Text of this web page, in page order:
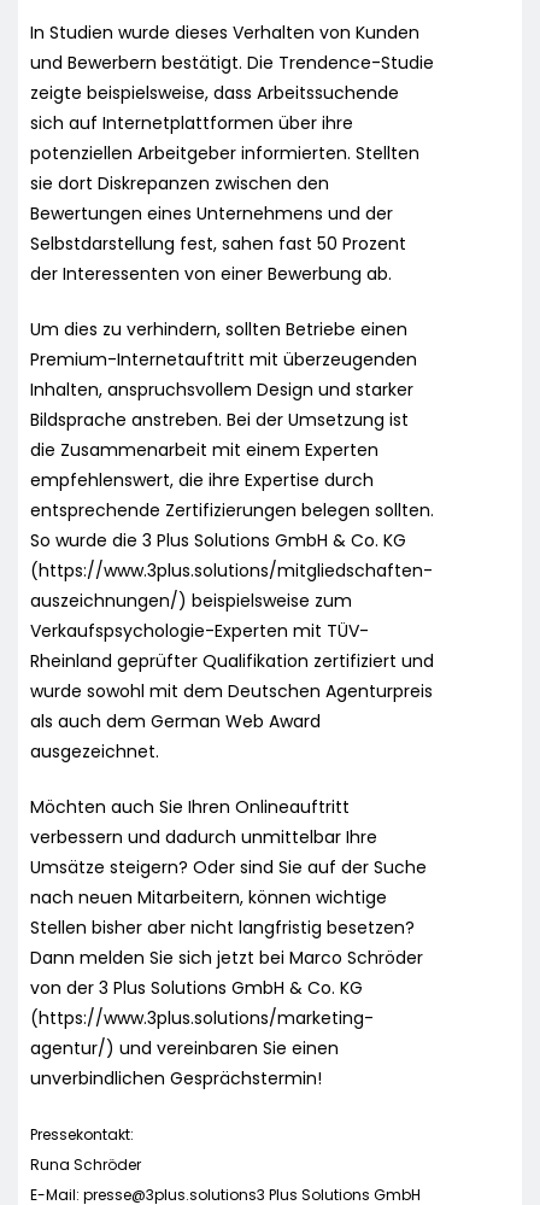
In Studien wurde dieses Verhalten von Kunden
und Bewerbern bestätigt. Die Trendence-Studie
zeigte beispielsweise, dass Arbeitssuchende
sich auf Internetplattformen über ihre
potenziellen Arbeitgeber informierten. Stellten
sie dort Diskrepanzen zwischen den
Bewertungen eines Unternehmens und der
Selbstdarstellung fest, sahen fast 50 Prozent
der Interessenten von einer Bewerbung ab.
Um dies zu verhindern, sollten Betriebe einen
Premium-Internetauftritt mit überzeugenden
Inhalten, anspruchsvollem Design und starker
Bildsprache anstreben. Bei der Umsetzung ist
die Zusammenarbeit mit einem Experten
empfehlenswert, die ihre Expertise durch
entsprechende Zertifizierungen belegen sollten.
So wurde die 3 Plus Solutions GmbH & Co. KG
(https://www.3plus.solutions/mitgliedschaften-
auszeichnungen/) beispielsweise zum
Verkaufspsychologie-Experten mit TÜV-
Rheinland geprüfter Qualifikation zertifiziert und
wurde sowohl mit dem Deutschen Agenturpreis
als auch dem German Web Award
ausgezeichnet.
Möchten auch Sie Ihren Onlineauftritt
verbessern und dadurch unmittelbar Ihre
Umsätze steigern? Oder sind Sie auf der Suche
nach neuen Mitarbeitern, können wichtige
Stellen bisher aber nicht langfristig besetzen?
Dann melden Sie sich jetzt bei Marco Schröder
von der 3 Plus Solutions GmbH & Co. KG
(https://www.3plus.solutions/marketing-
agentur/) und vereinbaren Sie einen
unverbindlichen Gesprächstermin!
Pressekontakt:
Runa Schröder
E-Mail: presse@3plus.solutions3 Plus Solutions GmbH